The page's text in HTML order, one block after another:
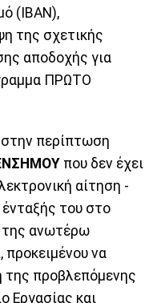
(ΙΒΑΝ),
της σχετικής
αποδοχής για
ΠΡΩΤΟ
στην περίπτωση
που δεν έχει
αίτηση -
του στο
της ανωτέρω
προκειμένου να
της προβλεπόμενης
Εργασίας και